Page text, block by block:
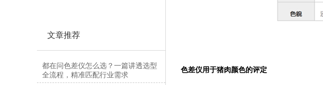
文章推荐
都在问色差仪怎么选？一篇讲透选型
全流程，精准匹配行业需求
色差仪用于猪肉颜色的评定